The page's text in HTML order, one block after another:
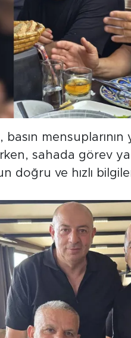
basın
sahada görev
doğru ve hızlı